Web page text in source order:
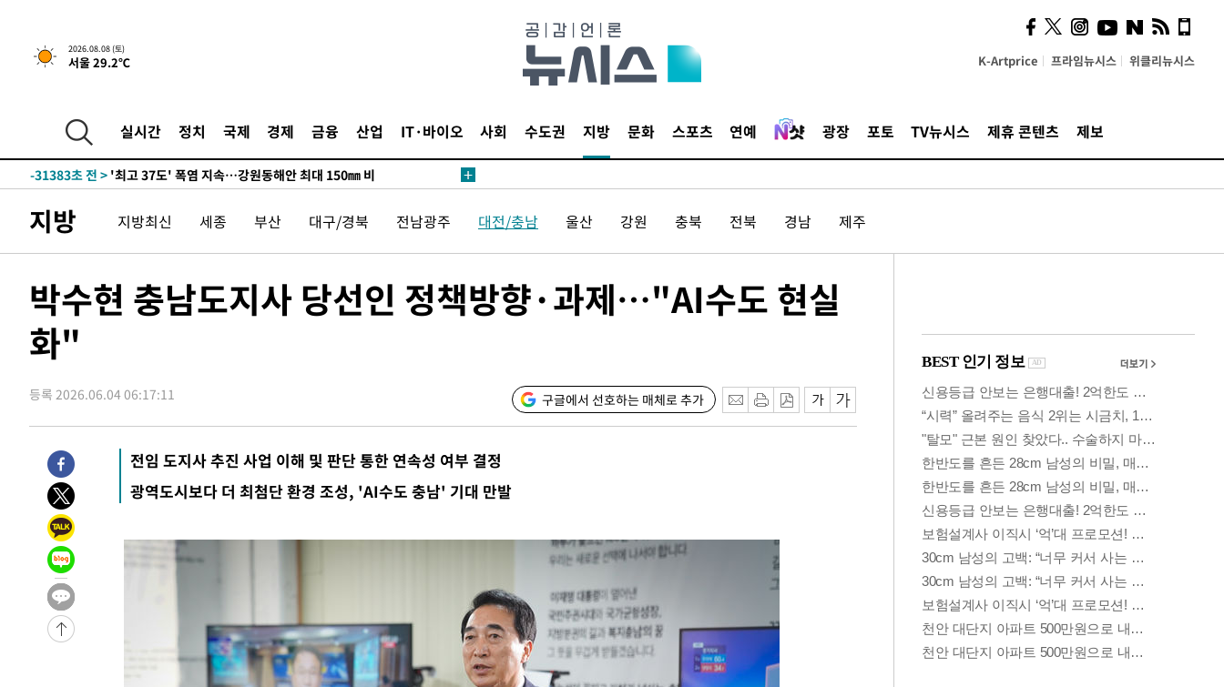
2026.08.08 (토)
서울 29.2℃ K-Artprice 프라임뉴시스 위클리뉴시스
실시간 정치 국제 경제 금융 산업 IT·바이오 사회 수도권 지방 문화 스포츠 연예 광장 포토 TV뉴시스 제휴 콘텐츠 제보
-24529초 전 >
-31383초 전 > '최고 37도' 폭염 지속…강원동해안 최대 150㎜ 비
-31403초 전 >
'최고 37도' 폭염 지속…강원동해안 최대 150㎜ 비
-24529초 전 >[속보]뉴욕증시 상승 마감…S&P 0.6% 나스닥 1.3%↑
지방 지방최신 세종 부산 대구/경북 전남광주 대전/충남 울산 강원 충북 전북 경남 제주
박수현 충남도지사 당선인 정책방향·과제…"AI수도 현실
화"
등록 2026.06.04 06:17:11 구글에서 선호하는 매체로 추가
전임 도지사 추진 사업 이해 및 판단 통한 연속성 여부 결정
광역도시보다 더 최첨단 환경 조성, 'AI수도 충남' 기대 만발
시, 스마트폰 액세서리에
NFC 더했다